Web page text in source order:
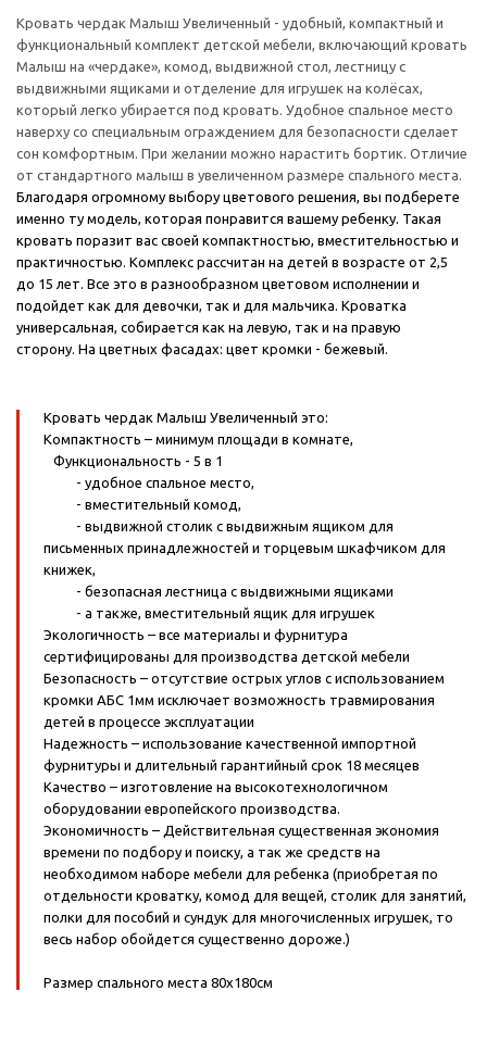
Кровать чердак Малыш Увеличенный - удобный, компактный и
функциональный комплект детской мебели, включающий кровать
Малыш на «чердаке», комод, выдвижной стол, лестницу с
выдвижными ящиками и отделение для игрушек на колёсах,
который легко убирается под кровать. Удобное спальное место
наверху со специальным ограждением для безопасности сделает
сон комфортным. При желании можно нарастить бортик. Отличие
от стандартного малыш в увеличенном размере спального места.
Благодаря огромному выбору цветового решения, вы подберете
именно ту модель, которая понравится вашему ребенку. Такая
кровать поразит вас своей компактностью, вместительностью и
практичностью. Комплекс рассчитан на детей в возрасте от 2,5
до 15 лет. Все это в разнообразном цветовом исполнении и
подойдет как для девочки, так и для мальчика. Кроватка
универсальная, собирается как на левую, так и на правую
сторону. На цветных фасадах: цвет кромки - бежевый.
Кровать чердак Малыш Увеличенный это:
Компактность – минимум площади в комнате,
Функциональность - 5 в 1
- удобное спальное место,
- вместительный комод,
- выдвижной столик с выдвижным ящиком для
письменных принадлежностей и торцевым шкафчиком для
книжек,
- безопасная лестница с выдвижными ящиками
- а также, вместительный ящик для игрушек
Экологичность – все материалы и фурнитура
сертифицированы для производства детской мебели
Безопасность – отсутствие острых углов с использованием
кромки АБС 1мм исключает возможность травмирования
детей в процессе эксплуатации
Надежность – использование качественной импортной
фурнитуры и длительный гарантийный срок 18 месяцев
Качество – изготовление на высокотехнологичном
оборудовании европейского производства.
Экономичность – Действительная существенная экономия
времени по подбору и поиску, а так же средств на
необходимом наборе мебели для ребенка (приобретая по
отдельности кроватку, комод для вещей, столик для занятий,
полки для пособий и сундук для многочисленных игрушек, то
весь набор обойдется существенно дороже.)
Размер спального места 80х180см